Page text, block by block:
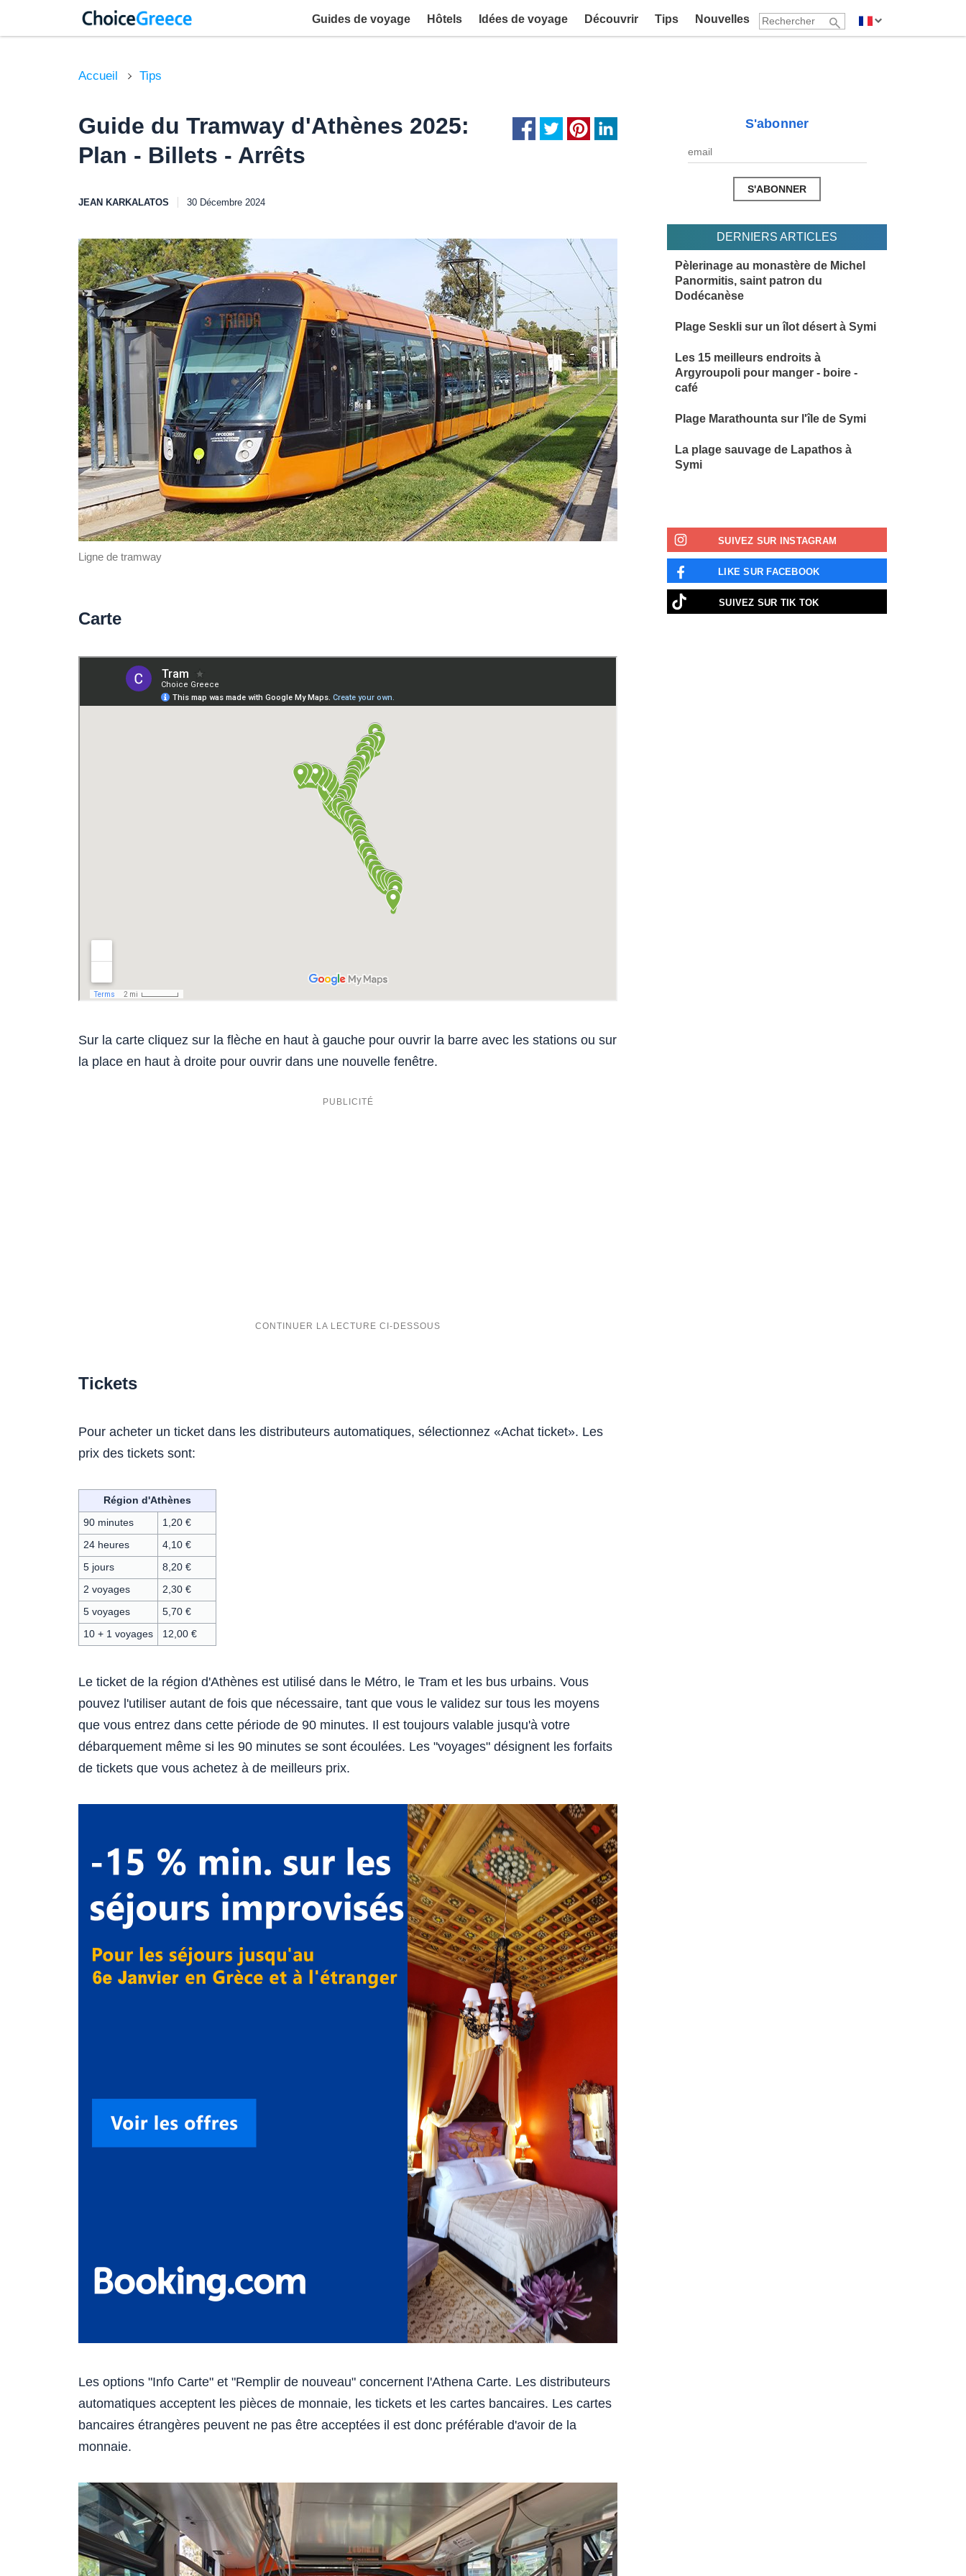
Guides de voyage Hôtels Idées de voyage Découvrir Tips Nouvelles
Accueil Tips
S'abonner
DERNIERS ARTICLES
Pèlerinage au monastère de Michel
Panormitis, saint patron du
Dodécanèse
Plage Seskli sur un îlot désert à Symi
Les 15 meilleurs endroits à
Argyroupoli pour manger - boire -
café
Plage Marathounta sur l'île de Symi
La plage sauvage de Lapathos à
Symi
SUIVEZ SUR INSTAGRAM
LIKE SUR FACEBOOK
SUIVEZ SUR TIK TOK
Guide du Tramway d'Athènes 2025:
Plan - Billets - Arrêts
JEAN KARKALATOS 30 Décembre 2024
Ligne de tramway
Carte
Sur la carte cliquez sur la flèche en haut à gauche pour ouvrir la barre avec les stations ou sur
la place en haut à droite pour ouvrir dans une nouvelle fenêtre.
Tickets
Pour acheter un ticket dans les distributeurs automatiques, sélectionnez «Achat ticket». Les
prix des tickets sont:
Région d'Athènes
90 minutes 1,20 €
24 heures 4,10 €
5 jours 8,20 €
2 voyages 2,30 €
5 voyages 5,70 €
10 + 1 voyages 12,00 €
Le ticket de la région d'Athènes est utilisé dans le Métro, le Tram et les bus urbains. Vous
pouvez l'utiliser autant de fois que nécessaire, tant que vous le validez sur tous les moyens
que vous entrez dans cette période de 90 minutes. Il est toujours valable jusqu'à votre
débarquement même si les 90 minutes se sont écoulées. Les "voyages" désignent les forfaits
de tickets que vous achetez à de meilleurs prix.
Les options "Info Carte" et "Remplir de nouveau" concernent l'Athena Carte. Les distributeurs
automatiques acceptent les pièces de monnaie, les tickets et les cartes bancaires. Les cartes
bancaires étrangères peuvent ne pas être acceptées il est donc préférable d'avoir de la
monnaie.